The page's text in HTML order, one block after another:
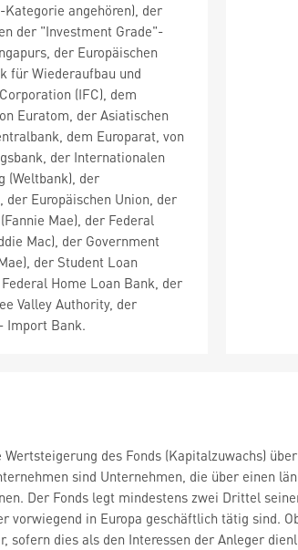
angehören), der
der "Investment Grade"-
der Europäischen
für Wiederaufbau und
(IFC), dem
Euratom, der Asiatischen
dem Europarat, von
der Internationalen
(Weltbank), der
Europäischen Union, der
Mae), der Federal
Mac), der Government
der Student Loan
Home Loan Bank, der
Valley Authority, der
Import Bank.
des Fonds (Kapitalzuwachs)
sind Unternehmen, die über einen
Der Fonds legt mindestens zwei Drittel
vorwiegend in Europa geschäftlich tätig sind.
sofern dies als den Interessen der Anleger